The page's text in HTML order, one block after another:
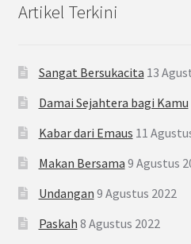
Artikel Terkini
Sangat Bersukacita 13
Damai Sejahtera bagi Kamu
Kabar dari Emaus 11
Makan Bersama 9 Agustus
Undangan 9 Agustus 2022
Paskah 8 Agustus 2022